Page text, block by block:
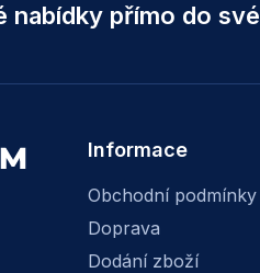
nabídky přímo do
Informace
Obchodní podmínky
Doprava
Dodání zboží